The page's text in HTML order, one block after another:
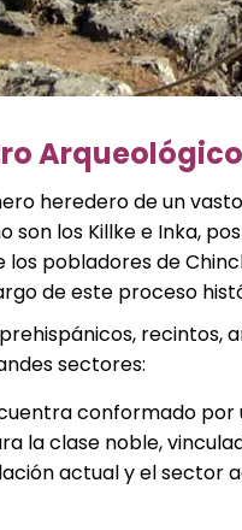
heredero de un
son los Killke e Inka,
pobladores de
de este proceso
recintos,
sectores:
conformado
la clase noble,
actual y el sector